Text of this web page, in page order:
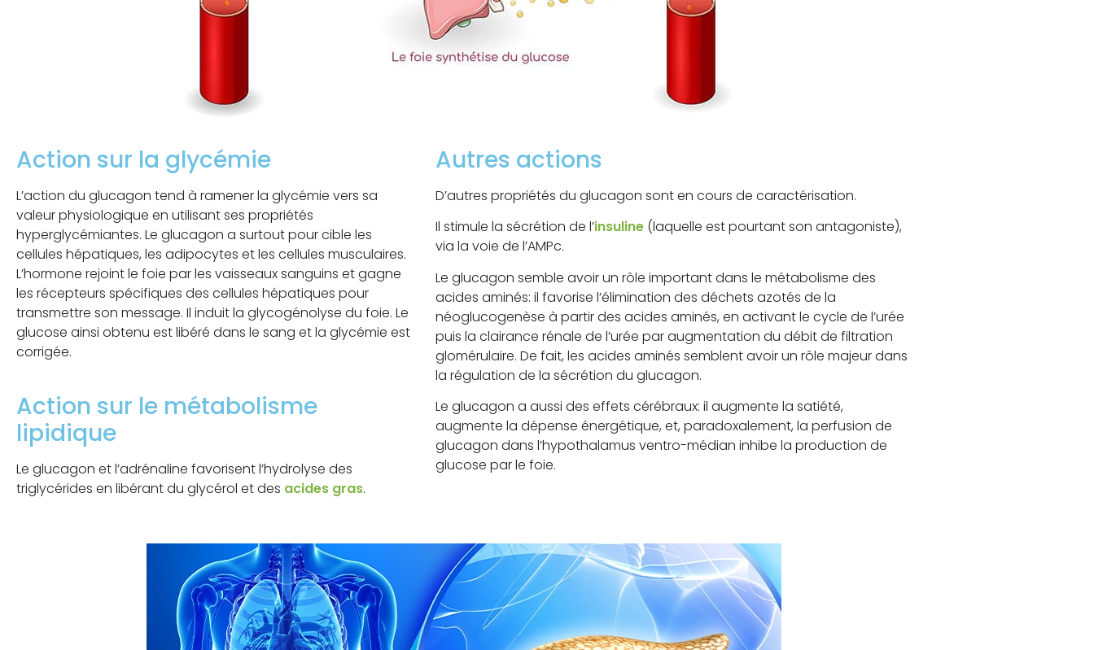
Action sur la glycémie
L’action du glucagon tend à ramener la glycémie vers sa
valeur physiologique en utilisant ses propriétés
hyperglycémiantes. Le glucagon a surtout pour cible les
cellules hépatiques, les adipocytes et les cellules musculaires.
L’hormone rejoint le foie par les vaisseaux sanguins et gagne
les récepteurs spécifiques des cellules hépatiques pour
transmettre son message. Il induit la glycogénolyse du foie. Le
glucose ainsi obtenu est libéré dans le sang et la glycémie est
corrigée.
Action sur le métabolisme
lipidique
Le glucagon et l’adrénaline favorisent l’hydrolyse des
triglycérides en libérant du glycérol et des acides gras.
Autres actions
D’autres propriétés du glucagon sont en cours de caractérisation.
Il stimule la sécrétion de l’insuline (laquelle est pourtant son antagoniste),
via la voie de l’AMPc.
Le glucagon semble avoir un rôle important dans le métabolisme des
acides aminés: il favorise l’élimination des déchets azotés de la
néoglucogenèse à partir des acides aminés, en activant le cycle de l’urée
puis la clairance rénale de l’urée par augmentation du débit de filtration
glomérulaire. De fait, les acides aminés semblent avoir un rôle majeur dans
la régulation de la sécrétion du glucagon.
Le glucagon a aussi des effets cérébraux: il augmente la satiété,
augmente la dépense énergétique, et, paradoxalement, la perfusion de
glucagon dans l’hypothalamus ventro-médian inhibe la production de
glucose par le foie.